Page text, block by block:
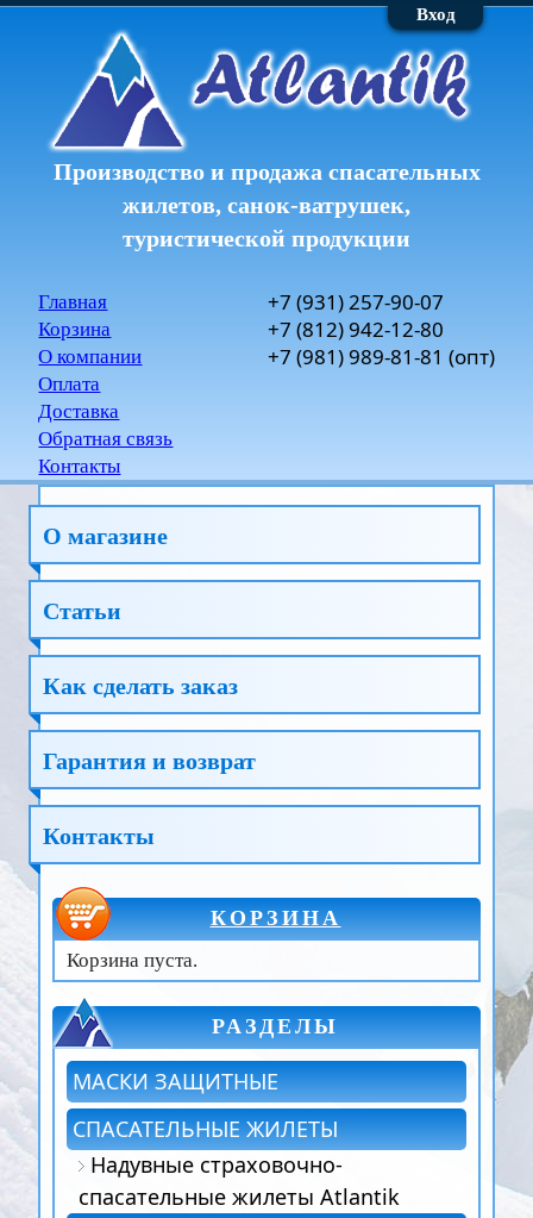
Вход
Производство и продажа спасательных
жилетов, санок-ватрушек,
туристической продукции
+7 (931)257-90-07
+7 (812)942-12-80
+7 (981)989-81-81 (опт)
Главная
Корзина
О компании
Оплата
Доставка
Обратная связь
Контакты
О магазине
Статьи
Как сделать заказ
Гарантия и возврат
Контакты
КОРЗИНА
Корзина пуста.
РАЗДЕЛЫ
МАСКИ ЗАЩИТНЫЕ
СПАСАТЕЛЬНЫЕ ЖИЛЕТЫ
Надувные страховочно-
спасательные жилеты Atlantik